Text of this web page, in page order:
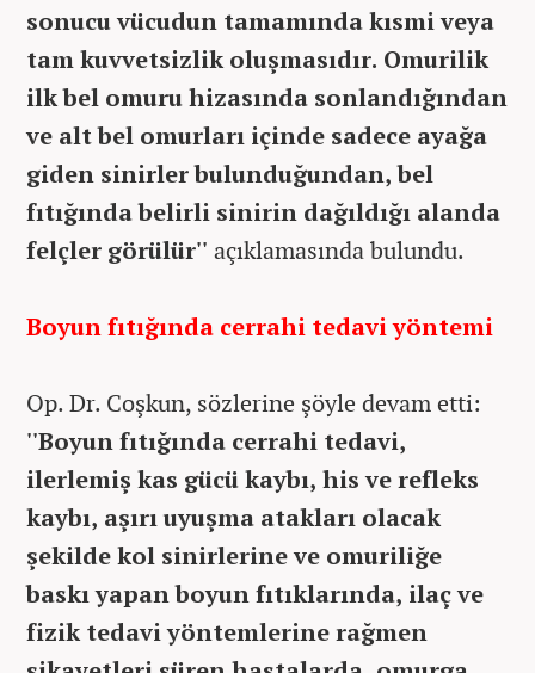
sonucu vücudun tamamında kısmi veya
tam kuvvetsizlik oluşmasıdır. Omurilik
ilk bel omuru hizasında sonlandığından
ve alt bel omurları içinde sadece ayağa
giden sinirler bulunduğundan, bel
fıtığında belirli sinirin dağıldığı alanda
felçler görülür'' açıklamasında bulundu.
Boyun fıtığında cerrahi tedavi yöntemi
Op. Dr. Coşkun, sözlerine şöyle devam etti:
''Boyun fıtığında cerrahi tedavi,
ilerlemiş kas gücü kaybı, his ve refleks
kaybı, aşırı uyuşma atakları olacak
şekilde kol sinirlerine ve omuriliğe
baskı yapan boyun fıtıklarında, ilaç ve
fizik tedavi yöntemlerine rağmen